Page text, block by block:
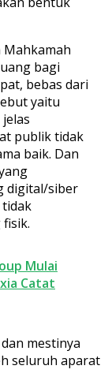
bagi
bebas dari
yaitu
publik tidak
baik. Dan
digital/siber
Mulai
Catat
mestinya
seluruh aparat